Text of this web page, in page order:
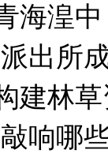
海湟中
出所
建林
响哪